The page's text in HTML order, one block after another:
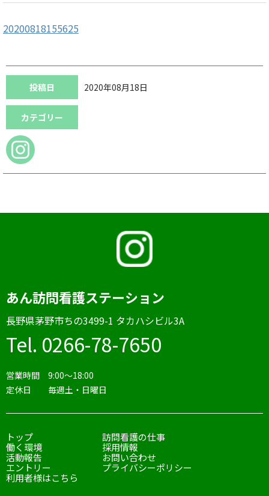
20200818155625
投稿日 2020年08月18日
カテゴリー
あん訪問看護ステーション
⻑野県茅野市ちの3499-1 タカハシビル3A
Tel. 0266-78-7650
営業時間 9:00〜18:00
定休日 毎週土・日曜日
トップ
訪問看護の仕事
働く環境
採用情報
活動報告
お問い合わせ
エントリー
プライバシーポリシー
利用者様はこちら